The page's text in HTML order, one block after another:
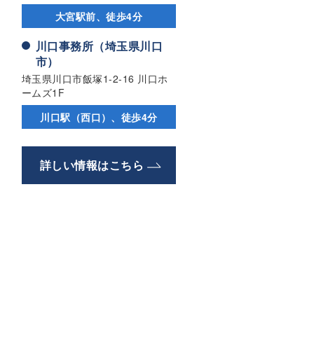
大宮駅前、徒歩4分
川口事務所（埼玉県川口
市）
埼玉県川口市飯塚1-2-16 川口ホ
ームズ1F
川口駅（西口）、徒歩4分
詳しい情報はこちら